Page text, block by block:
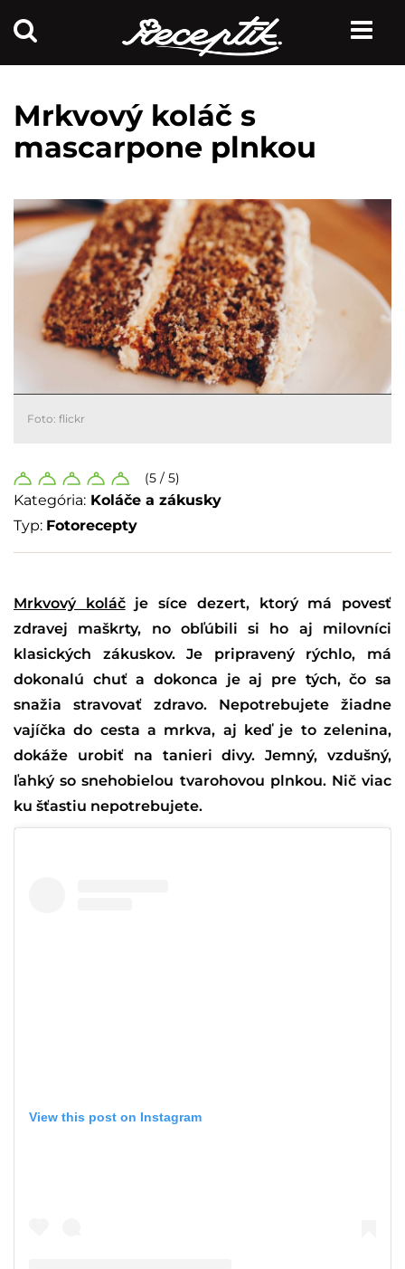
Mrkvový koláč s
mascarpone plnkou
Foto: flickr
(5 / 5)
Kategória: Koláče a zákusky
Typ: Fotorecepty
Mrkvový koláčje síce dezert, ktorý má povesť
zdravej maškrty, no obľúbili si ho aj milovníci
klasických zákuskov. Je pripravený rýchlo, má
dokonalú chuť a dokonca je aj pre tých, čo sa
snažia stravovať zdravo. Nepotrebujete žiadne
vajíčka do cesta a mrkva, aj keď je to zelenina,
dokáže urobiť na tanieri divy. Jemný, vzdušný,
ľahký so snehobielou tvarohovou plnkou. Nič viac
ku šťastiu nepotrebujete.
View this post on Instagram